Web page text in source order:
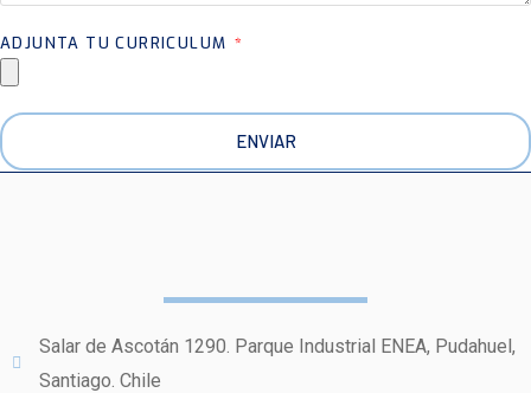
ADJUNTA TU CURRICULUM
ENVIAR
Salar de Ascotán 1290. Parque Industrial ENEA, Pudahuel,
Santiago. Chile